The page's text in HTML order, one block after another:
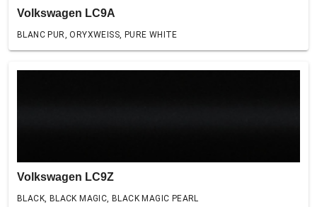
Volkswagen LC9A
BLANC PUR, ORYXWEISS, PURE WHITE
Volkswagen LC9Z
BLACK, BLACK MAGIC, BLACK MAGIC PEARL